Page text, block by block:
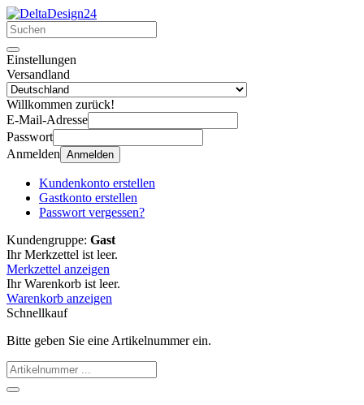
Einstellungen
Versandland
Willkommen zurück!
E-Mail-Adresse
Passwort
Anmelden Anmelden
Kundenkonto erstellen
Gastkonto erstellen
Passwort vergessen?
Kundengruppe: Gast
Ihr Merkzettel ist leer.
Merkzettel anzeigen
Ihr Warenkorb ist leer.
Warenkorb anzeigen
Schnellkauf
Bitte geben Sie eine Artikelnummer ein.